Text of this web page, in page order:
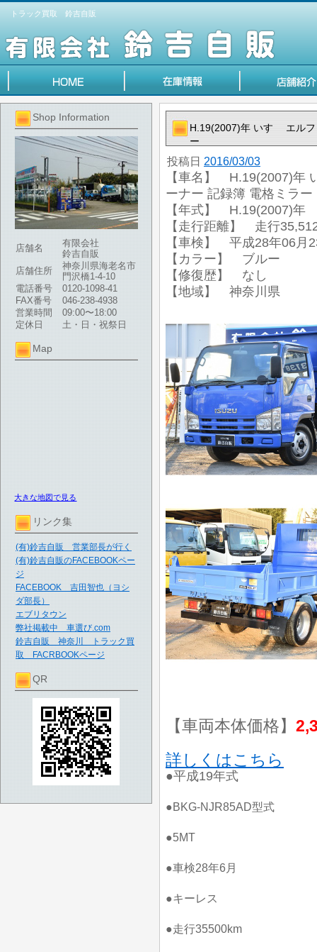
トラック買取 鈴吉自販
Shop Information
店舗名
有限会社
鈴吉自販
店舗住所
神奈川県海老名市
門沢橋1-4-10
電話番号
0120-1098-41
FAX番号
046-238-4938
営業時間
09:00〜18:00
定休日
土・日・祝祭日
Map
大きな地図で見る
リンク集
(有)鈴吉自販 営業部長が行く
(有)鈴吉自販のFACEBOOKペー
ジ
FACEBOOK 吉田智也（ヨシ
ダ部長）
エブリタウン
弊社掲載中 車選び.com
鈴吉自販 神奈川 トラック買
取 FACRBOOKページ
QR
H.19(2007)年 いすゞ エル
ー
投稿日 2016/03/03
【車名】 H.19(2007)年
ーナー 記録簿 電格ミラー
【年式】 H.19(2007)年
【走行距離】 走行
【車検】 平成28年06月
【カラー】 ブルー
【修復歴】 なし
【地域】 神奈川県
【車両本体価格】
詳しくはこちら
●平成19年式
●BKG-NJR85AD型式
●5MT
●車検28年6月
●キーレス
●走行35500km